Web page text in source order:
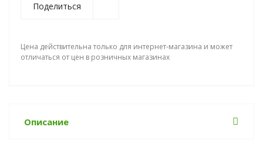
Поделиться
Цена действительна только для интернет-магазина и может
отличаться от цен в розничных магазинах
Описание